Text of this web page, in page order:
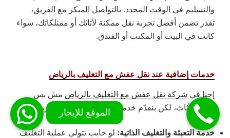
والتسليم في الوقت المحدد. بالتواصل المبكر مع الفريق،
تقدر تضمن أفضل تجربة نقل ممكنة لأثاثك أو ممتلكاتك، سواء
كانت في البيت أو المكتب أو الفندق.
خدمات إضافية عند نقل عفش مع التغليف بالرياض
إحنا في شركة نقل عفش مع التغليف بالرياض مش بس
بننقل الأثاث، لكن بنقدّم خدمات إضافية لتحسين تجربتك:
خدمة التعبئة والتغليف الذاتية: لو حابب تتولى عملية التغليف